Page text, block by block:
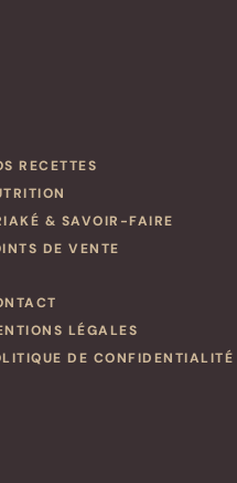
RECETTES
& SAVOIR-FAIRE
DE VENTE
LÉGALES
DE CONFIDENTIALITÉ